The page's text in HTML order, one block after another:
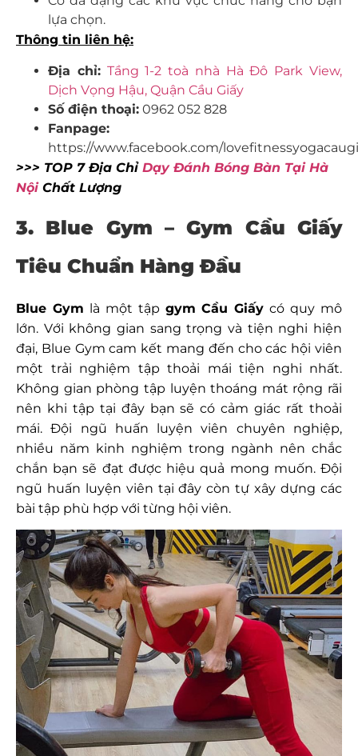
lựa chọn.
Thông tin liên hệ:
Địa chỉ: Tầng 1-2 toà nhà Hà Đô Park View,
Dịch Vọng Hậu, Quận Cầu Giấy
Số điện thoại: 0962 052 828
Fanpage:
https://www.facebook.com/
>>> TOP 7 Địa Chỉ Dạy Đánh Bóng Bàn Tại Hà
NộiChất Lượng
3. Blue Gym – Gym Cầu Giấy
Tiêu Chuẩn Hàng Đầu
Blue Gym là một tập gym Cầu Giấy có quy mô
lớn. Với không gian sang trọng và tiện nghi hiện
đại, Blue Gym cam kết mang đến cho các hội viên
một trải nghiệm tập thoải mái tiện nghi nhất.
Không gian phòng tập luyện thoáng mát rộng rãi
nên khi tập tại đây bạn sẽ có cảm giác rất thoải
mái. Đội ngũ huấn luyện viên chuyên nghiệp,
nhiều năm kinh nghiệm trong ngành nên chắc
chắn bạn sẽ đạt được hiệu quả mong muốn. Đội
ngũ huấn luyện viên tại đây còn tự xây dựng các
bài tập phù hợp với từng hội viên.